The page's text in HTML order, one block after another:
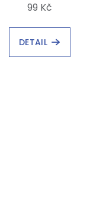
99 Kč
DETAIL